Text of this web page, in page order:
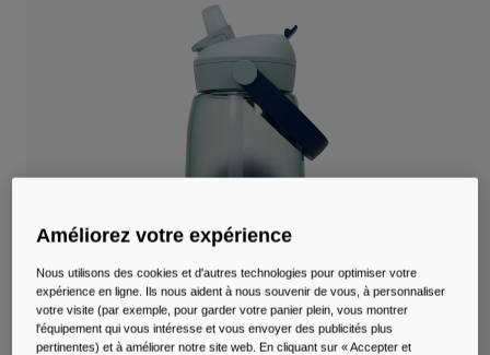
Mugs et Gobelets
Ceintures et sacoches
Sacoches Vélo
Réservoirs
Accessoires
Voyages et style de vie
Améliorez votre expérience
Nous utilisons des cookies et d'autres technologies pour optimiser votre
expérience en ligne. Ils nous aident à nous souvenir de vous, à personnaliser
votre visite (par exemple, pour garder votre panier plein, vous montrer
l'équipement qui vous intéresse et vous envoyer des publicités plus
pertinentes) et à améliorer notre site web. En cliquant sur « Accepter et